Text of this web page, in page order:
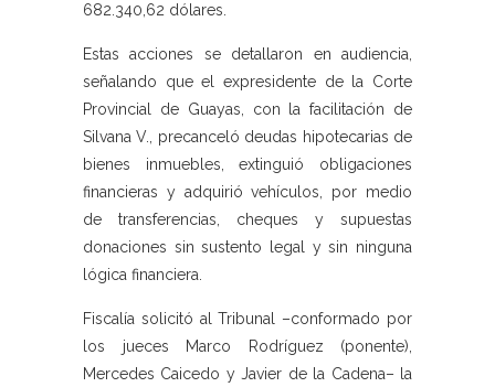
682.340,62 dólares.
Estas acciones se detallaron en audiencia,
señalando que el expresidente de la Corte
Provincial de Guayas, con la facilitación de
Silvana V., precanceló deudas hipotecarias de
bienes inmuebles, extinguió obligaciones
financieras y adquirió vehículos, por medio
de transferencias, cheques y supuestas
donaciones sin sustento legal y sin ninguna
lógica financiera.
Fiscalía solicitó al Tribunal –conformado por
los jueces Marco Rodríguez (ponente),
Mercedes Caicedo y Javier de la Cadena– la